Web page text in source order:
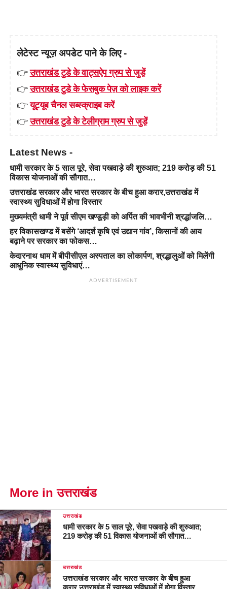
लेटेस्ट न्यूज़ अपडेट पाने के लिए -
👉उत्तराखंड टुडे के वाट्सऐप ग्रुप से जुड़ें
👉उत्तराखंड टुडे के फेसबुक पेज़ को लाइक करें
👉यूट्यूब चैनल सब्स्क्राइब करें
👉उत्तराखंड टुडे के टेलीग्राम ग्रुप से जुड़ें
Latest News -
धामी सरकार के 5 साल पूरे, सेवा पखवाड़े की शुरुआत; 219 करोड़ की 51
विकास योजनाओं की सौगात…
उत्तराखंड सरकार और भारत सरकार के बीच हुआ करार,उत्तराखंड में
स्वास्थ्य सुविधाओं में होगा विस्तार
मुख्यमंत्री धामी ने पूर्व सीएम खण्डूड़ी को अर्पित की भावभीनी श्रद्धांजलि…
हर विकासखण्ड में बसेंगे ‘आदर्श कृषि एवं उद्यान गांव’, किसानों की आय
बढ़ाने पर सरकार का फोकस…
केदारनाथ धाम में बीपीसीएल अस्पताल का लोकार्पण, श्रद्धालुओं को मिलेंगी
आधुनिक स्वास्थ्य सुविधाएं…
ADVERTISEMENT
More in उत्तराखंड
उत्तराखंड
धामी सरकार के 5 साल पूरे, सेवा पखवाड़े की शुरुआत;
219 करोड़ की 51 विकास योजनाओं की सौगात…
उत्तराखंड
उत्तराखंड सरकार और भारत सरकार के बीच हुआ
करार,उत्तराखंड में स्वास्थ्य सुविधाओं में होगा विस्तार